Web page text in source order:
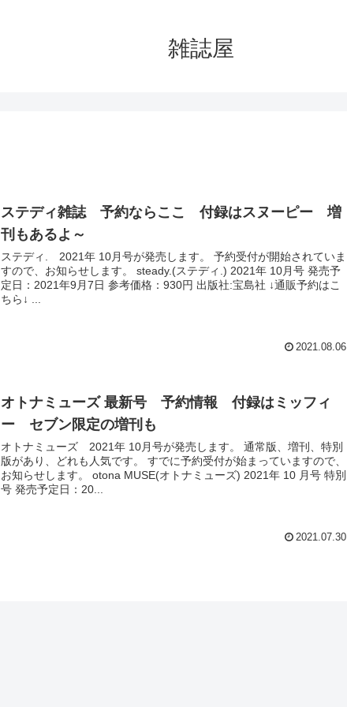
雑誌屋
ステディ雑誌 予約ならここ 付録はスヌーピー 増
刊もあるよ～
ステディ. 2021年 10月号が発売します。 予約受付が開始されていま
すので、お知らせします。 steady.(ステディ.) 2021年 10月号 発売予
定日：2021年9月7日 参考価格：930円 出版社:宝島社 ↓通販予約はこ
ちら↓ ...
2021.08.06
オトナミューズ 最新号 予約情報 付録はミッフィ
ー セブン限定の増刊も
オトナミューズ 2021年 10月号が発売します。 通常版、増刊、特別
版があり、どれも人気です。 すでに予約受付が始まっていますので、
お知らせします。 otona MUSE(オトナミューズ) 2021年 10 月号 特別
号 発売予定日：20...
2021.07.30